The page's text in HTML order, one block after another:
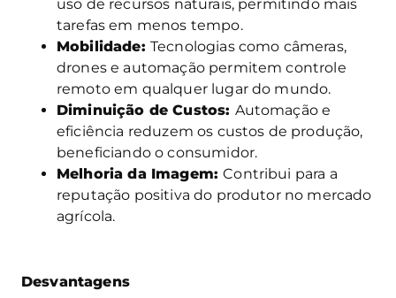
uso de recursos naturais, permitindo mais
tarefas em menos tempo.
Mobilidade: Tecnologias como câmeras,
drones e automação permitem controle
remoto em qualquer lugar do mundo.
Diminuição de Custos: Automação e
eficiência reduzem os custos de produção,
beneficiando o consumidor.
Melhoria da Imagem:Contribui para a
reputação positiva do produtor no mercado
agrícola.
Desvantagens